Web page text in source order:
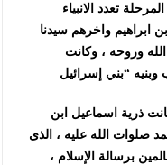
تعدد الانبياء
ابراهيم واخرهم سيدنا
وروحه ، وكانت
ذرية اسماعيل ابن
صلوات الله عليه ، الذى
برسالة الإسلام ،